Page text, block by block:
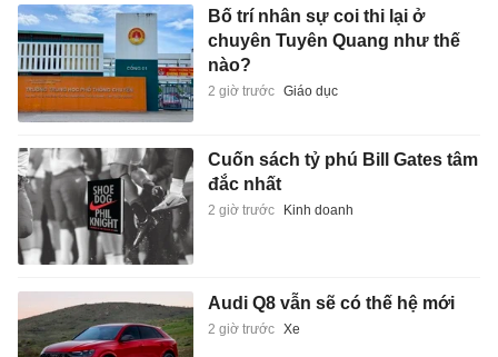
Bố trí nhân sự coi thi lại ở
chuyên Tuyên Quang như thế
nào?
2 giờ trước Giáo dục
Cuốn sách tỷ phú Bill Gates tâm
đắc nhất
2 giờ trước Kinh doanh
Audi Q8 vẫn sẽ có thế hệ mới
2 giờ trước Xe